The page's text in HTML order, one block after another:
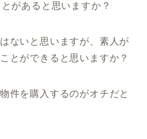
があると思いますか？
ないと思いますが、素人が
とができると思いますか？
件を購入するのがオチだと